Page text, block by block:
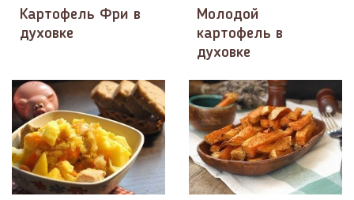
Картофель Фри в
духовке
Молодой
картофель в
духовке